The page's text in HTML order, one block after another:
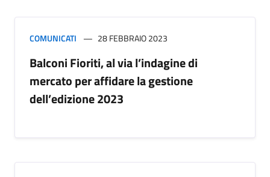
COMUNICATI 28 FEBBRAIO 2023
Balconi Fioriti, al via l’indagine di
mercato per affidare la gestione
dell’edizione 2023